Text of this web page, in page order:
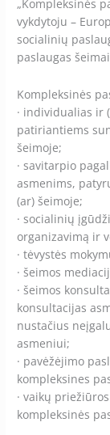
„Kompleksinės
vykdytoju –
socialinių
paslaugas
Kompleksinės
· individualias ir
patiriantiems
šeimoje;
· savitarpio
asmenims,
(ar) šeimoje;
· socialinių
organizavimą ir
· tėvystės
· šeimos
· šeimos
konsultacijas
nustačius
asmeniui;
· pavėžėjimo
kompleksines
· vaikų
kompleksinės